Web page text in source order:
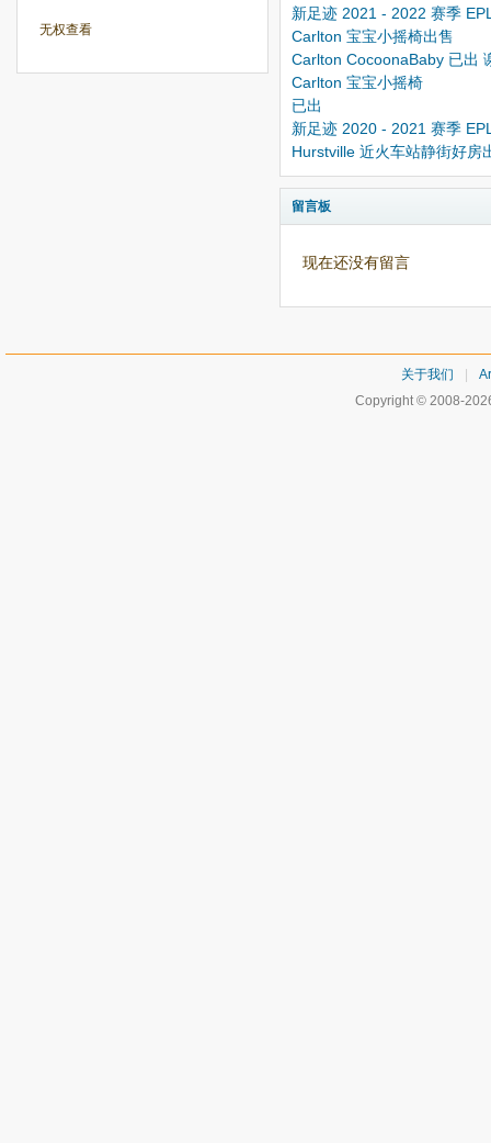
无权查看
新足迹 2021 - 2022 赛季
Carlton 宝宝小摇椅出售
Carlton CocoonaBaby 已出
Carlton 宝宝小摇椅
已出
新足迹 2020 - 2021 赛季
Hurstville 近火车站静街好
留言板
现在还没有留言
关于我们
Copyright © 2008-